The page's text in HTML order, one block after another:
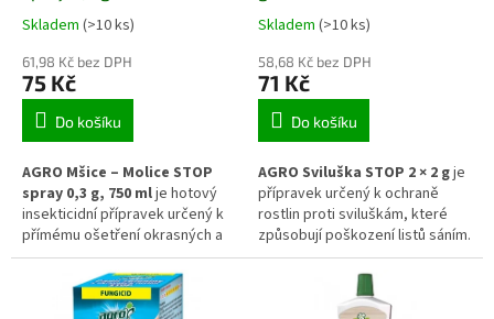
Skladem (>10 ks)
61,98 Kč bez DPH
75 Kč
Do košíku
AGRO Mšice – Molice STOP
spray 0,3 g, 750 mlje hotový
insekticidní přípravek určený k
přímému ošetření okrasných a
užitkových rostlin proti mšicím,
molicím a dalším savým
škůdcům. Kontaktně působí na
Skladem (>10 ks)
58,68 Kč bez DPH
71 Kč
Do košíku
AGRO Sviluška STOP 2 × 2 gje
přípravek určený k ochraně
rostlin proti sviluškám, které
způsobují poškození listů sáním.
Pomáhá omezovat jejich výskyt
a brání dalšímu šíření. Vhodný je
pro použití na zelenině,